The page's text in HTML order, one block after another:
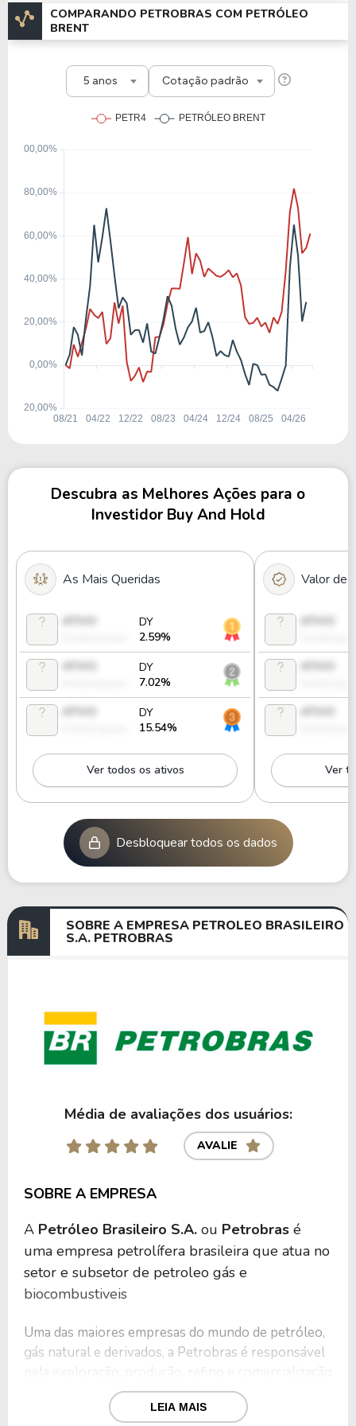
COMPARANDO PETROBRAS COM PETRÓLEO
BRENT
5 anos Cotação padrão
Descubra as Melhores Ações para o
Investidor Buy And Hold
As Mais Queridas
DY
2.59%
DY
7.02%
DY
15.54%
Ver todos os ativos
Valor de
Ver
Desbloquear todos os dados
SOBRE A EMPRESA PETROLEO BRASILEIRO
S.A. PETROBRAS
Média de avaliações dos usuários:
AVALIE
SOBRE A EMPRESA
A Petróleo Brasileiro S.A. ou Petrobras é
uma empresa petrolífera brasileira que atua no
setor e subsetor de petroleo gás e
biocombustiveis
Uma das maiores empresas do mundo de petróleo,
gás natural e derivados, a Petrobras é responsável
pela exploração, produção, refino e comercialização
de petróleo e derivados.
LEIA MAIS